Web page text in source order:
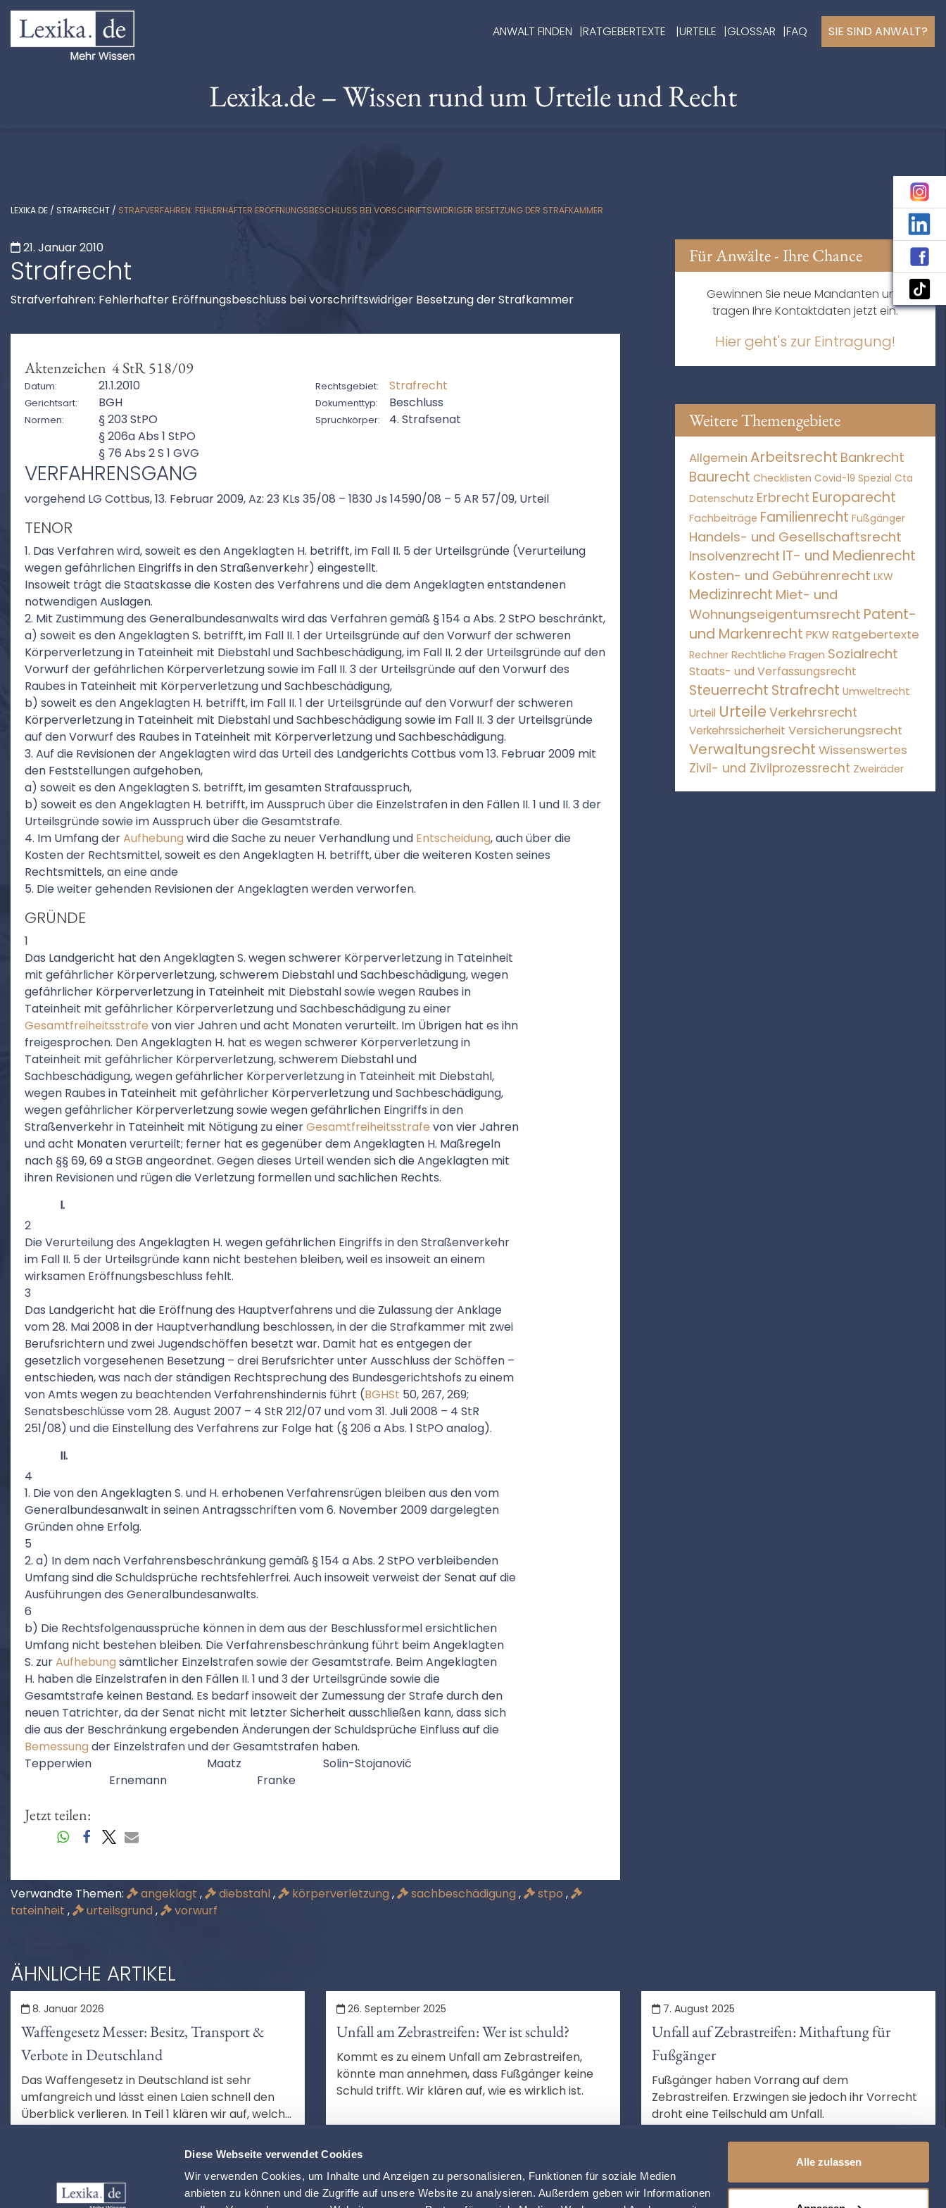
Diese Webseite verwendet Cookies
Wir verwenden Cookies, um Inhalte und Anzeigen zu personalisieren, Funktionen für soziale Medien
anbieten zu können und die Zugriffe auf unsere Website zu analysieren. Außerdem geben wir Informationen
Alle zulassen
ANWALT FINDEN RATGEBERTEXTE URTEILE GLOSSAR FAQ SIE SIND ANWALT?
Lexika.de – Wissen rund um Urteile und Recht
LEXIKA.DE / STRAFRECHT / STRAFVERFAHREN: FEHLERHAFTER ERÖFFNUNGSBESCHLUSS BEI VORSCHRIFTSWIDRIGER BESETZUNG DER STRAFKAMMER
21. Januar 2010
Strafrecht
Strafverfahren: Fehlerhafter Eröffnungsbeschluss bei vorschriftswidriger Besetzung der Strafkammer
Aktenzeichen 4 StR 518/09
Datum: 21.1.2010 Rechtsgebiet: Strafrecht
Gerichtsart: BGH Dokumenttyp: Beschluss
Normen:
§ 203 StPO
§ 206a Abs 1 StPO
§ 76 Abs 2 S 1 GVG
Spruchkörper: 4. Strafsenat
VERFAHRENSGANG
vorgehend LG Cottbus, 13. Februar 2009, Az: 23 KLs 35/08 – 1830 Js 14590/08 – 5 AR 57/09, Urteil
TENOR
1. Das Verfahren wird, soweit es den Angeklagten H. betrifft, im Fall II. 5 der Urteilsgründe (Verurteilung
wegen gefährlichen Eingriffs in den Straßenverkehr) eingestellt.
Insoweit trägt die Staatskasse die Kosten des Verfahrens und die dem Angeklagten entstandenen
notwendigen Auslagen.
2. Mit Zustimmung des Generalbundesanwalts wird das Verfahren gemäß § 154 a Abs. 2 StPO beschränkt,
a) soweit es den Angeklagten S. betrifft, im Fall II. 1 der Urteilsgründe auf den Vorwurf der schweren
Körperverletzung in Tateinheit mit Diebstahl und Sachbeschädigung, im Fall II. 2 der Urteilsgründe auf den
Vorwurf der gefährlichen Körperverletzung sowie im Fall II. 3 der Urteilsgründe auf den Vorwurf des
Raubes in Tateinheit mit Körperverletzung und Sachbeschädigung,
b) soweit es den Angeklagten H. betrifft, im Fall II. 1 der Urteilsgründe auf den Vorwurf der schweren
Körperverletzung in Tateinheit mit Diebstahl und Sachbeschädigung sowie im Fall II. 3 der Urteilsgründe
auf den Vorwurf des Raubes in Tateinheit mit Körperverletzung und Sachbeschädigung.
3. Auf die Revisionen der Angeklagten wird das Urteil des Landgerichts Cottbus vom 13. Februar 2009 mit
den Feststellungen aufgehoben,
a) soweit es den Angeklagten S. betrifft, im gesamten Strafausspruch,
b) soweit es den Angeklagten H. betrifft, im Ausspruch über die Einzelstrafen in den Fällen II. 1 und II. 3 der
Urteilsgründe sowie im Ausspruch über die Gesamtstrafe.
4. Im Umfang derAufhebung wird die Sache zu neuer Verhandlung und Entscheidung, auch über die
Kosten der Rechtsmittel, soweit es den Angeklagten H. betrifft, über die weiteren Kosten seines
Rechtsmittels, an eine ande
5. Die weiter gehenden Revisionen der Angeklagten werden verworfen.
GRÜNDE
1
Das Landgericht hat den Angeklagten S. wegen schwerer Körperverletzung in Tateinheit
mit gefährlicher Körperverletzung, schwerem Diebstahl und Sachbeschädigung, wegen
gefährlicher Körperverletzung in Tateinheit mit Diebstahl sowie wegen Raubes in
Tateinheit mit gefährlicher Körperverletzung und Sachbeschädigung zu einer
Gesamtfreiheitsstrafe von vier Jahren und acht Monaten verurteilt. Im Übrigen hat es ihn
freigesprochen. Den Angeklagten H. hat es wegen schwerer Körperverletzung in
Tateinheit mit gefährlicher Körperverletzung, schwerem Diebstahl und
Sachbeschädigung, wegen gefährlicher Körperverletzung in Tateinheit mit Diebstahl,
wegen Raubes in Tateinheit mit gefährlicher Körperverletzung und Sachbeschädigung,
wegen gefährlicher Körperverletzung sowie wegen gefährlichen Eingriffs in den
Straßenverkehr in Tateinheit mit Nötigung zu einerGesamtfreiheitsstrafe von vier Jahren
und acht Monaten verurteilt; ferner hat es gegenüber dem Angeklagten H. Maßregeln
nach §§ 69, 69 a StGB angeordnet. Gegen dieses Urteil wenden sich die Angeklagten mit
ihren Revisionen und rügen die Verletzung formellen und sachlichen Rechts.
I.
2
Die Verurteilung des Angeklagten H. wegen gefährlichen Eingriffs in den Straßenverkehr
im Fall II. 5 der Urteilsgründe kann nicht bestehen bleiben, weil es insoweit an einem
wirksamen Eröffnungsbeschluss fehlt.
3
Das Landgericht hat die Eröffnung des Hauptverfahrens und die Zulassung der Anklage
vom 28. Mai 2008 in der Hauptverhandlung beschlossen, in der die Strafkammer mit zwei
Berufsrichtern und zwei Jugendschöffen besetzt war. Damit hat es entgegen der
gesetzlich vorgesehenen Besetzung – drei Berufsrichter unter Ausschluss der Schöffen –
entschieden, was nach der ständigen Rechtsprechung des Bundesgerichtshofs zu einem
von Amts wegen zu beachtenden Verfahrenshindernis führt (BGHSt 50, 267, 269;
Senatsbeschlüsse vom 28. August 2007 – 4 StR 212/07 und vom 31. Juli 2008 – 4 StR
251/08) und die Einstellung des Verfahrens zur Folge hat (§ 206 a Abs. 1 StPO analog).
II.
4
1. Die von den Angeklagten S. und H. erhobenen Verfahrensrügen bleiben aus den vom
Generalbundesanwalt in seinen Antragsschriften vom 6. November 2009 dargelegten
Gründen ohne Erfolg.
5
2. a) In dem nach Verfahrensbeschränkung gemäß § 154 a Abs. 2 StPO verbleibenden
Umfang sind die Schuldsprüche rechtsfehlerfrei. Auch insoweit verweist der Senat auf die
Ausführungen des Generalbundesanwalts.
6
b) Die Rechtsfolgenaussprüche können in dem aus der Beschlussformel ersichtlichen
Umfang nicht bestehen bleiben. Die Verfahrensbeschränkung führt beim Angeklagten
S. zurAufhebung sämtlicher Einzelstrafen sowie der Gesamtstrafe. Beim Angeklagten
H. haben die Einzelstrafen in den Fällen II. 1 und 3 der Urteilsgründe sowie die
Gesamtstrafe keinen Bestand. Es bedarf insoweit der Zumessung der Strafe durch den
neuen Tatrichter, da der Senat nicht mit letzter Sicherheit ausschließen kann, dass sich
die aus der Beschränkung ergebenden Änderungen der Schuldsprüche Einfluss auf die
Bemessung der Einzelstrafen und der Gesamtstrafen haben.
Tepperwien Maatz Solin-Stojanović
Ernemann Franke
Jetzt teilen:
Verwandte Themen: angeklagt , diebstahl , körperverletzung , sachbeschädigung , stpo ,
tateinheit , urteilsgrund , vorwurf
Für Anwälte - Ihre Chance
Gewinnen Sie neue Mandanten und
tragen Ihre Kontaktdaten jetzt ein.
Hier geht's zur Eintragung!
Weitere Themengebiete
Allgemein Arbeitsrecht Bankrecht
Baurecht Checklisten Covid-19 Spezial Cta
Datenschutz Erbrecht Europarecht
Fachbeiträge Familienrecht Fußgänger
Handels- und Gesellschaftsrecht
Insolvenzrecht IT- und Medienrecht
Kosten- und Gebührenrecht LKW
Medizinrecht Miet- und
Wohnungseigentumsrecht Patent-
und Markenrecht PKW Ratgebertexte
Rechner Rechtliche Fragen Sozialrecht
Staats- und Verfassungsrecht
Steuerrecht Strafrecht Umweltrecht
Urteil Urteile Verkehrsrecht
Verkehrssicherheit Versicherungsrecht
Verwaltungsrecht Wissenswertes
Zivil- und Zivilprozessrecht Zweiräder
ÄHNLICHE ARTIKEL
8. Januar 2026
Waffengesetz Messer: Besitz, Transport &
Verbote in Deutschland
Das Waffengesetz in Deutschland ist sehr
umfangreich und lässt einen Laien schnell den
Überblick verlieren. In Teil 1 klären wir auf, welche
26. September 2025
Unfall am Zebrastreifen: Wer ist schuld?
Kommt es zu einem Unfall am Zebrastreifen,
könnte man annehmen, dass Fußgänger keine
Schuld trifft. Wir klären auf, wie es wirklich ist.
7. August 2025
Unfall auf Zebrastreifen: Mithaftung für
Fußgänger
Fußgänger haben Vorrang auf dem
Zebrastreifen. Erzwingen sie jedoch ihr Vorrecht
droht eine Teilschuld am Unfall.